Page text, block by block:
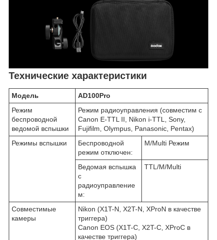
Технические характеристики
Модель
AD100Pro
Режим
беспроводной
ведомой вспышки
Режим радиоуправления (совместим с
Canon E-TTL II, Nikon i-TTL, Sony,
Fujifilm, Olympus, Panasonic, Pentax)
Режимы вспышки
Беспроводной
режим отключен:
M/Multi Режим
Ведомая вспышка
с
радиоуправление
м:
TTL/M/Multi
Совместимые
камеры
Nikon (X1T-N, X2T-N, XProN в качестве
триггера)
Canon EOS (X1T-C, X2T-C, XProC в
качестве триггера)